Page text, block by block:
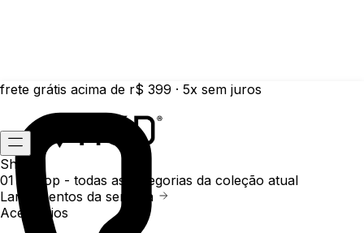
frete grátis acima de r$ 399 · 5x sem juros
Shop
01 /
Shop - todas as categorias da coleção atual
Lançamentos da semana
Acessórios